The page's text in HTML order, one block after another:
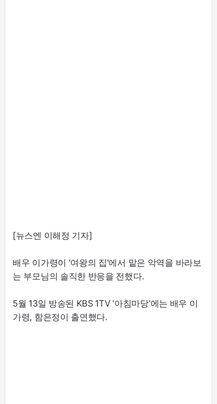
[뉴스엔 이해정 기자]
배우 이가령이 '여왕의 집'에서 맡은 악역을 바라보
는 부모님의 솔직한 반응을 전했다.
5월 13일 방송된 KBS 1TV '아침마당'에는 배우 이
가령, 함은정이 출연했다.